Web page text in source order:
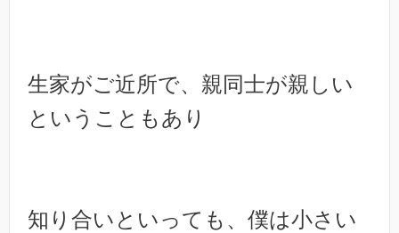
生家がご近所で、親同士が親しい
ということもあり
知り合いといっても、僕は小さい